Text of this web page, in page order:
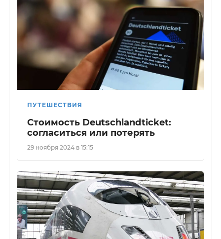
ПУТЕШЕСТВИЯ
Стоимость Deutschlandticket:
согласиться или потерять
29 ноября 2024 в 15:15